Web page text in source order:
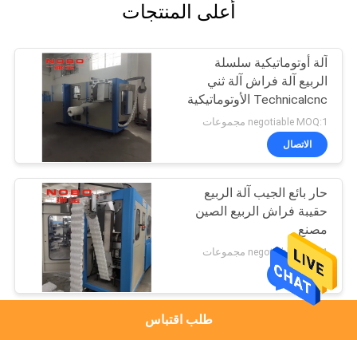
أعلى المنتجات
آلة أوتوماتيكية سلسلة
الربيع آلة فراش آلة ثني
Technicalcnc الأوتوماتيكية
negotiable MOQ:1 مجموعات
الاتصال
حار بائع الجيب آلة الربيع
حقيبة فراش الربيع الصين
مصنع
negotiable MOQ:1 مجموعات
الاتصال
LN-120 آلة تعبئة المراتبطلب اقتباس